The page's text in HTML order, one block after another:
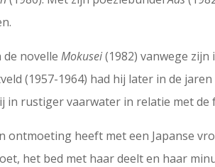
de novelleMokusei(1982) vanwege
(1957-1964) had hij later in de
rustiger vaarwater in relatie met de
ontmoeting heeft met een Japanse
het bed met haar deelt en haar